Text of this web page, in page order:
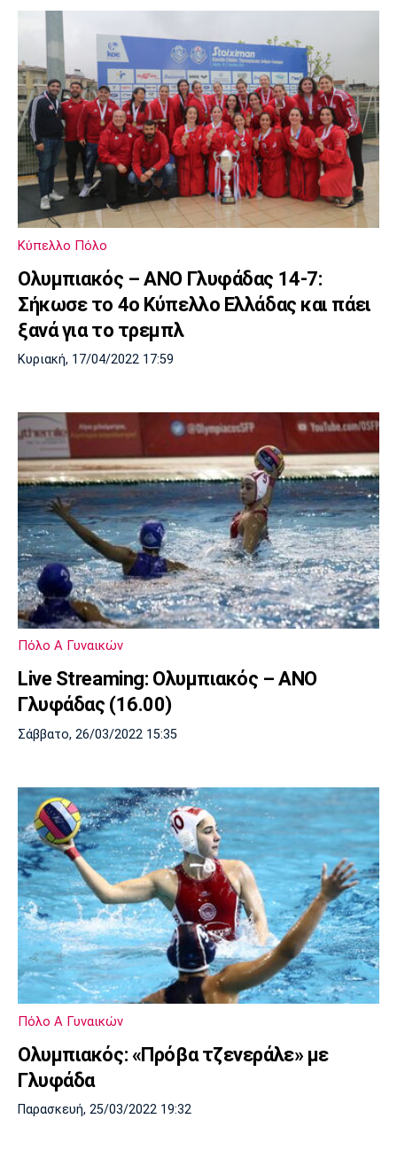
Κύπελλο Πόλο
Ολυμπιακός – ΑΝΟ Γλυφάδας 14-7:
Σήκωσε το 4ο Κύπελλο Ελλάδας και πάει
ξανά για το τρεμπλ
Κυριακή, 17/04/2022 17:59
Πόλο Α Γυναικών
Live Streaming: Ολυμπιακός – ΑΝΟ
Γλυφάδας (16.00)
Σάββατο, 26/03/2022 15:35
Πόλο Α Γυναικών
Ολυμπιακός: «Πρόβα τζενεράλε» με
Γλυφάδα
Παρασκευή, 25/03/2022 19:32